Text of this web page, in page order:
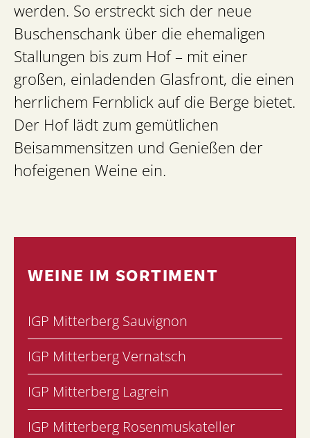
werden. So erstreckt sich der neue
Buschenschank über die ehemaligen
Stallungen bis zum Hof – mit einer
großen, einladenden Glasfront, die einen
herrlichem Fernblick auf die Berge bietet.
Der Hof lädt zum gemütlichen
Beisammensitzen und Genießen der
hofeigenen Weine ein.
WEINE IM SORTIMENT
IGP Mitterberg Sauvignon
IGP Mitterberg Vernatsch
IGP Mitterberg Lagrein
IGP Mitterberg Rosenmuskateller